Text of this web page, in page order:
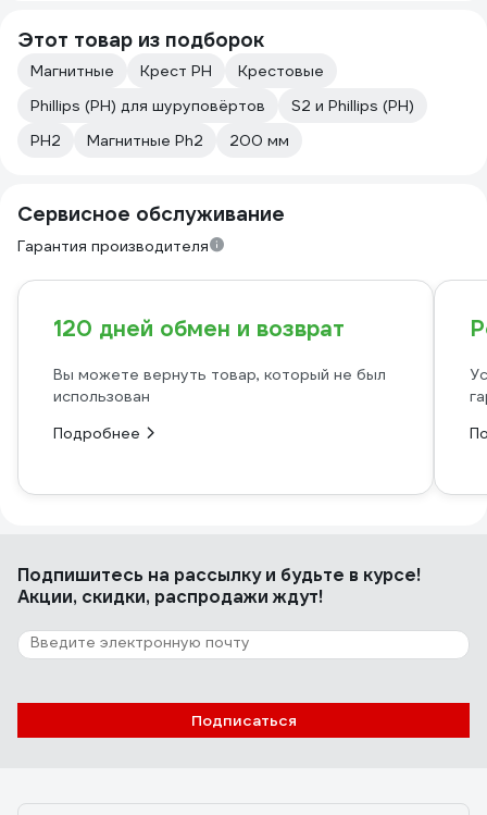
Этот товар из подборок
Магнитные Крест PH
Крестовые
Phillips (PH) для шуруповёртов
S2 и Phillips (PH)
PH2
Магнитные Ph2 200 мм
Сервисное обслуживание
Гарантия производителя
120 дней обмен и возврат
Вы можете вернуть товар, который не был
использован
Подробнее
Подпишитесь на рассылкуи будьте в курсе!
Акции, скидки, распродажи ждут!
Подписаться